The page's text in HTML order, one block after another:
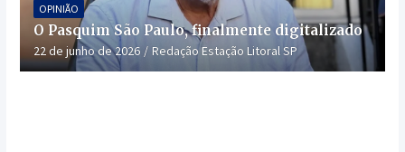
OPINIÃO
O Pasquim São Paulo, finalmente digitalizado
22 de junho de 2026 Redação Estação Litoral SP